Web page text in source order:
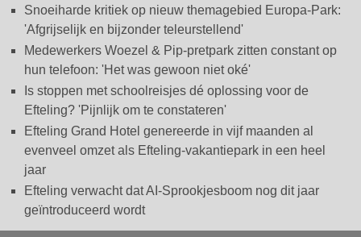
Snoeiharde kritiek op nieuw themagebied Europa-Park:
'Afgrijselijk en bijzonder teleurstellend'
Medewerkers Woezel & Pip-pretpark zitten constant op
hun telefoon: 'Het was gewoon niet oké'
Is stoppen met schoolreisjes dé oplossing voor de
Efteling? 'Pijnlijk om te constateren'
Efteling Grand Hotel genereerde in vijf maanden al
evenveel omzet als Efteling-vakantiepark in een heel
jaar
Efteling verwacht dat AI-Sprookjesboom nog dit jaar
geïntroduceerd wordt